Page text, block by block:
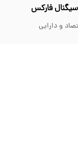
و دارایی